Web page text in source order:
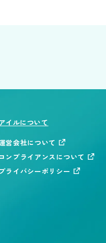
イルについて
営会社について
コンプライアンスについて
プライバシーポリシー